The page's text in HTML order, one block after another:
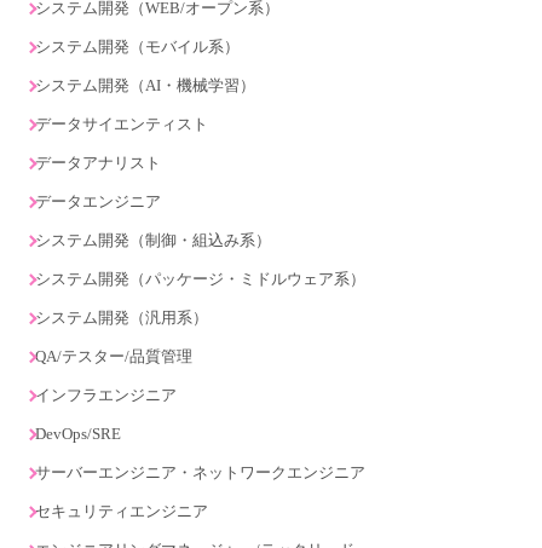
システム開発（WEB/オープン系）
システム開発（モバイル系）
システム開発（AI・機械学習）
データサイエンティスト
データアナリスト
データエンジニア
システム開発（制御・組込み系）
システム開発（パッケージ・ミドルウェア系）
システム開発（汎用系）
QA/テスター/品質管理
インフラエンジニア
DevOps/SRE
サーバーエンジニア・ネットワークエンジニア
セキュリティエンジニア